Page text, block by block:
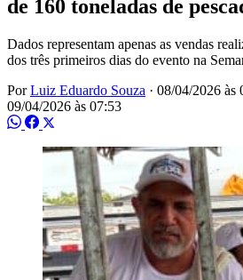
de 160 toneladas de
Dados representam apenas as vendas
dos três primeiros dias do evento na
PorLuiz Eduardo Souza · 08/04/2026 às
09/04/2026 às 07:53